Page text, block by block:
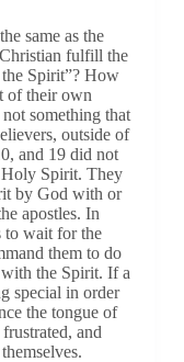
same as the
fulfill the
Spirit”? How
of their own
something that
outside of
and 19 did not
Holy Spirit. They
by God with or
apostles. In
to wait for the
them to do
the Spirit. If a
special in order
the tongue of
and